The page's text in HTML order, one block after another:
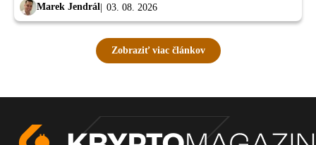
Marek Jendrál 03. 08. 2026
Zobraziť viac článkov